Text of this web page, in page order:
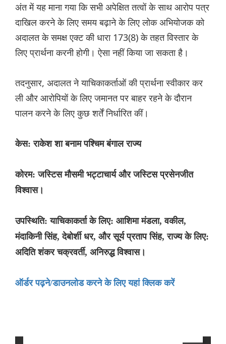
अंत में यह माना गया कि सभी अपेक्षित तत्वों के साथ आरोप पत्र
दाखिल करने के लिए समय बढ़ाने के लिए लोक अभियोजक को
अदालत के समक्ष एक्ट की धारा 173(8) के तहत विस्तार के
लिए प्रार्थना करनी होगी। ऐसा नहीं किया जा सकता है।
तदनुसार, अदालत ने याचिकाकर्ताओं की प्रार्थना स्वीकार कर
ली और आरोपियों के लिए जमानत पर बाहर रहने के दौरान
पालन करने के लिए कुछ शर्तें निर्धारित कीं।
केस: राकेश शा बनाम पश्चिम बंगाल राज्य
कोरम: जस्टिस मौसमी भट्टाचार्य और जस्टिस प्रसेनजीत
विश्वास।
उपस्थिति: याचिकाकर्ता के लिए: आशिमा मंडला, वकील,
मंदाकिनी सिंह, देबोर्शी धर, और सूर्य प्रताप सिंह, राज्य के लिए:
अदिति शंकर चक्रवर्ती, अनिरुद्ध विश्वास।
ऑर्डर पढ़ने/डाउनलोड करने के लिए यहां क्लिक करें